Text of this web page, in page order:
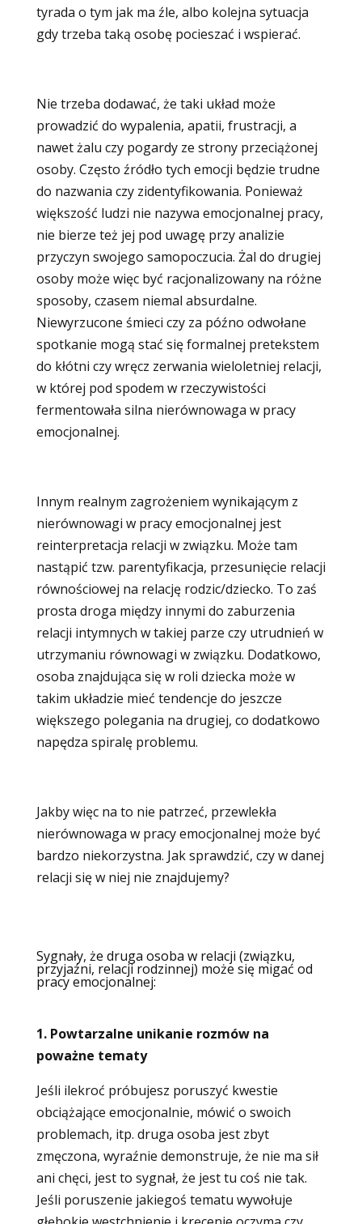
tyrada o tym jak ma źle, albo kolejna sytuacja
gdy trzeba taką osobę pocieszać i wspierać.
Nie trzeba dodawać, że taki układ może
prowadzić do wypalenia, apatii, frustracji, a
nawet żalu czy pogardy ze strony przeciążonej
osoby. Często źródło tych emocji będzie trudne
do nazwania czy zidentyfikowania. Ponieważ
większość ludzi nie nazywa emocjonalnej pracy,
nie bierze też jej pod uwagę przy analizie
przyczyn swojego samopoczucia. Żal do drugiej
osoby może więc być racjonalizowany na różne
sposoby, czasem niemal absurdalne.
Niewyrzucone śmieci czy za późno odwołane
spotkanie mogą stać się formalnej pretekstem
do kłótni czy wręcz zerwania wieloletniej relacji,
w której pod spodem w rzeczywistości
fermentowała silna nierównowaga w pracy
emocjonalnej.
Innym realnym zagrożeniem wynikającym z
nierównowagi w pracy emocjonalnej jest
reinterpretacja relacji w związku. Może tam
nastąpić tzw. parentyfikacja, przesunięcie relacji
równościowej na relację rodzic/dziecko. To zaś
prosta droga między innymi do zaburzenia
relacji intymnych w takiej parze czy utrudnień w
utrzymaniu równowagi w związku. Dodatkowo,
osoba znajdująca się w roli dziecka może w
takim układzie mieć tendencje do jeszcze
większego polegania na drugiej, co dodatkowo
napędza spiralę problemu.
Jakby więc na to nie patrzeć, przewlekła
nierównowaga w pracy emocjonalnej może być
bardzo niekorzystna. Jak sprawdzić, czy w danej
relacji się w niej nie znajdujemy?
Sygnały, że druga osoba w relacji (związku,
przyjaźni, relacji rodzinnej) może się migać od
pracy emocjonalnej:
1. Powtarzalne unikanie rozmów na
poważne tematy
Jeśli ilekroć próbujesz poruszyć kwestie
obciążające emocjonalnie, mówić o swoich
problemach, itp. druga osoba jest zbyt
zmęczona, wyraźnie demonstruje, że nie ma sił
ani chęci, jest to sygnał, że jest tu coś nie tak.
Jeśli poruszenie jakiegoś tematu wywołuje